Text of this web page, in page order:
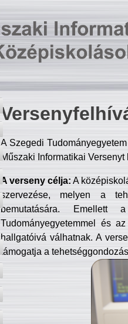
A Szegedi
Műszaki Informatikai
A verseny célja: A
szervezése, melyen a
bemutatására. Emellett
Tudományegyetemmel és
hallgatóivá válhatnak. A
támogatja a